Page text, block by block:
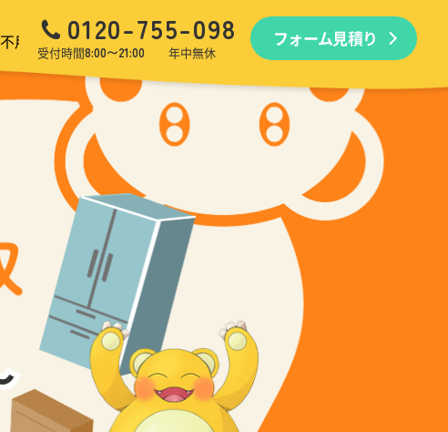
不用品回収 生前・遺品整理 引越しゴミ回収 ゴミ屋敷
0120-755-098
受付時間8:00〜21:00 年中無休
フォーム見積り